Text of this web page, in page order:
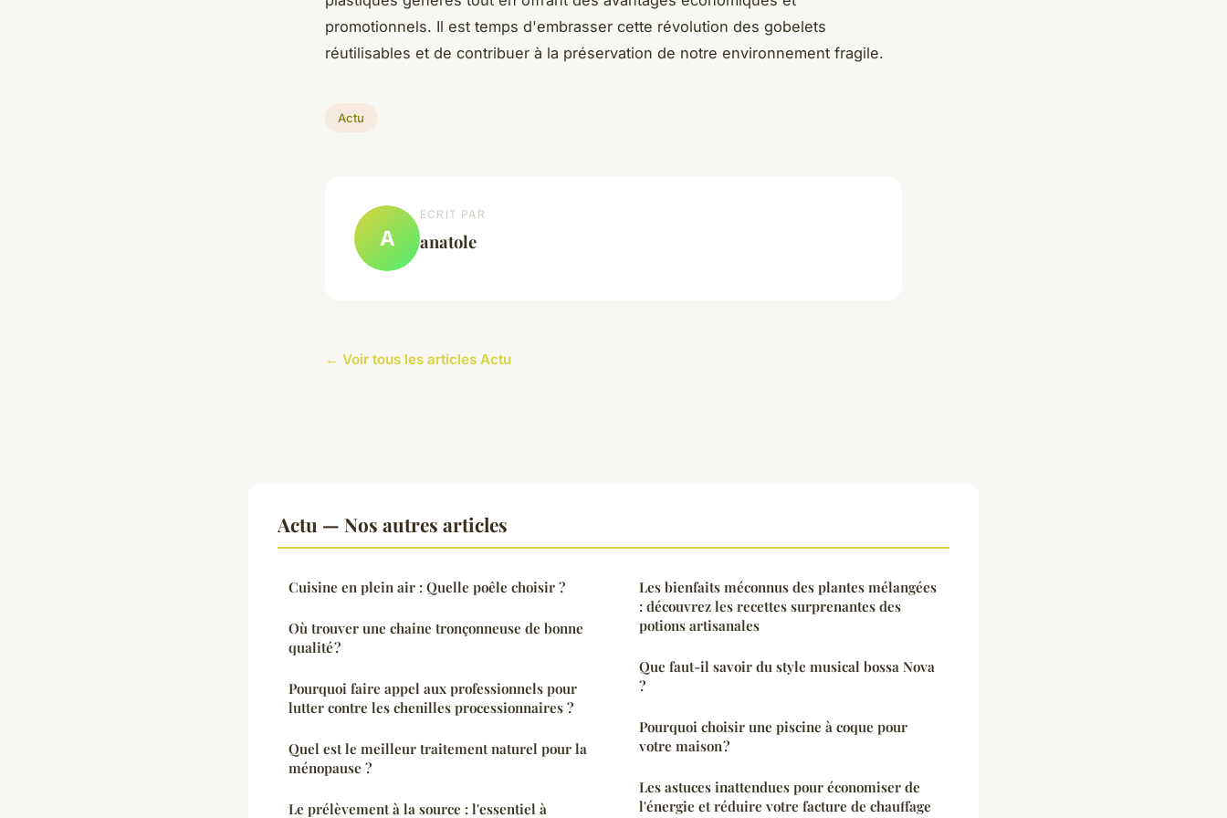
promotionnels. Il est temps d'embrasser cette révolution des gobelets
réutilisables et de contribuer à la préservation de notre environnement fragile.
Actu
A
ECRIT PAR
anatole
← Voir tous les articles Actu
Actu — Nos autres articles
Cuisine en plein air : Quelle poêle choisir ?
Où trouver une chaine tronçonneuse de bonne
qualité ?
Pourquoi faire appel aux professionnels pour
lutter contre les chenilles processionnaires ?
Quel est le meilleur traitement naturel pour la
ménopause ?
Le prélèvement à la source : l'essentiel à
Les bienfaits méconnus des plantes mélangées
: découvrez les recettes surprenantes des
potions artisanales
Que faut-il savoir du style musical bossa Nova
?
Pourquoi choisir une piscine à coque pour
votre maison ?
Les astuces inattendues pour économiser de
l'énergie et réduire votre facture de chauffage